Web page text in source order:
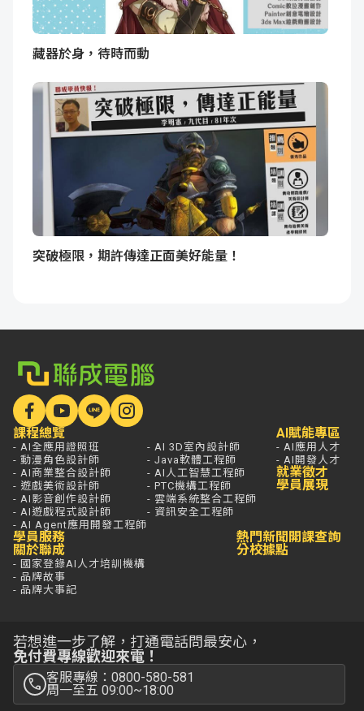
藏器於身，待時而動
突破極限，期許傳達正面美好能量！
課程總覽
- AI全應用證照班
- 動漫角色設計師
- AI商業整合設計師
- 遊戲美術設計師
- AI影音創作設計師
- AI遊戲程式設計師
- AI Agent應用開發工程師
- AI 3D室內設計師
- Java軟體工程師
- AI人工智慧工程師
- PTC機構工程師
- 雲端系統整合工程師
- 資訊安全工程師
AI賦能專區
- AI應用人才
- AI開發人才
就業徵才
學員展現
學員服務
關於聯成
- 國家登錄AI人才培訓機構
- 品牌故事
- 品牌大事記
熱門新聞
分校據點
開課查詢
若想進一步了解，打通電話問最安心，
免付費專線歡迎來電！
客服專線：0800-580-581
周一至五 09:00~18:00